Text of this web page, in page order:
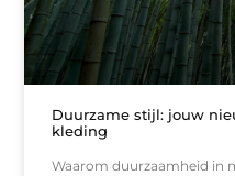
Duurzame stijl: jouw
kleding
Waarom duurzaamheid in